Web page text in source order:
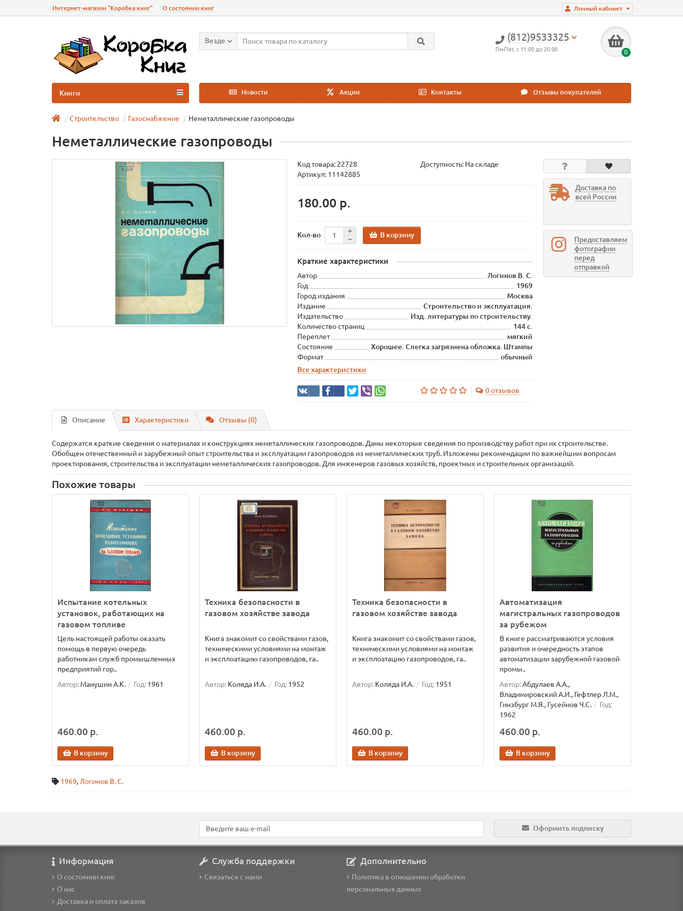
Личный кабинет
Интернет-магазин "Коробка книг" О состоянии книг
(812)9533325
Пн-Пят, с 11:00 до 20:00 0
Везде
Новости Акции Контакты Отзывы покупателей
Книги
Строительство Газоснабжение Неметаллические газопроводы
Неметаллические газопроводы
Код товара: 22728
Доступность: На складе
Артикул: 11142885
180.00 р.
Кол-во В корзину
Краткие характеристики
Автор
Логинов В. С.
Год
1969
Город издания
Москва
Издание
Строительство и эксплуатация.
Издательство
Изд. литературы по строительству.
Количество страниц
144 с.
Переплет
мягкий
Состояние
Хорошее. Слегка загрязнена обложка. Штампы
Формат
обычный
Все характеристики
0 отзывов
Доставка по
всей России
Предоставляем
фотографии
перед
отправкой
Описание Характеристики Отзывы (0)
Содержатся краткие сведения о материалах и конструкциях неметаллических газопроводов. Даны некоторые сведения по производству работ при их строительстве.
Обобщен отечественный и зарубежный опыт строительства и эксплуатации газопроводов из неметаллических труб. Изложены рекомендации по важнейшим вопросам
проектирования, строительства и эксплуатации неметаллических газопроводов. Для инженеров газовых хозяйств, проектных и строительных организаций.
Похожие товары
Испытание котельных
установок, работающих на
газовом топливе
Цель настоящей работы оказать
помощь в первую очередь
работникам служб промышленных
предприятий гор..
Автор: Манушин А.К. Год: 1961
460.00 р.
В корзину
Техника безопасности в
газовом хозяйстве завода
Книга знакомит со свойствами газов,
техническими условиями на монтаж
и эксплоатацию газопроводов, га..
Автор: Коляда И.А. Год: 1952
460.00 р.
В корзину
Техника безопасности в
газовом хозяйстве завода
Книга знакомит со свойствами газов,
техническими условиями на монтаж
и эксплоатацию газопроводов, га..
Автор: Коляда И.А. Год: 1951
460.00 р.
В корзину
Автоматизация
магистральных газопроводов
за рубежом
В книге рассматриваются условия
развития и очередность этапов
автоматизации зарубежной газовой
промы..
Автор:Абдулаев А.А.,
Владимировский А.И., Гефтлер Л.М.,
Гинзбург М.Я., Гусейнов Ч.С.
Год:
1962
460.00 р.
В корзину
1969, Логинов В. С.
Оформить подписку
Информация
О состоянии книг
О нас
Доставка и оплата заказов
Служба поддержки
Связаться с нами
Дополнительно
Политика в отношении обработки
персональных данных